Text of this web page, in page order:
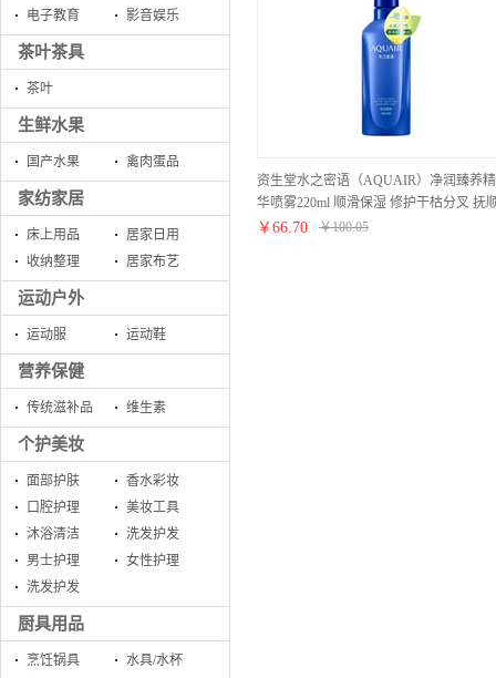
电子教育
影音娱乐
茶叶茶具
茶叶
生鲜水果
国产水果 禽肉蛋品
家纺家居
床上用品
居家日用
收纳整理
居家布艺
运动户外
运动服 运动鞋
营养保健
传统滋补品 维生素
个护美妆
面部护肤
香水彩妆
口腔护理
美妆工具
沐浴清洁
洗发护发
男士护理
女性护理
洗发护发
厨具用品
烹饪锅具
水具/水杯
资生堂水之密语（AQUAIR）净润臻养精
华喷雾220ml 顺滑保湿 修护干枯分叉 抚
毛躁 男士女士通用
￥ 66.70 ￥100.05